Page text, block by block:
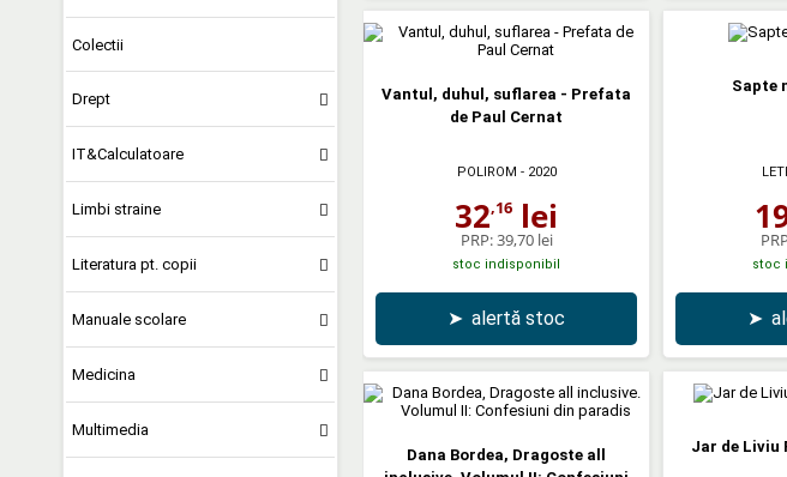
Colectii
Drept
IT&Calculatoare
Limbi straine
Literatura pt. copii
Manuale scolare
Medicina
Multimedia
Vantul, duhul, suflarea - Prefata
de Paul Cernat
POLIROM - 2020
32,16 lei
PRP:39,70 lei
stoc indisponibil
➤ alertă stoc
Sapte
stoc
➤
Dana Bordea, Dragoste all
Jar de Liviu